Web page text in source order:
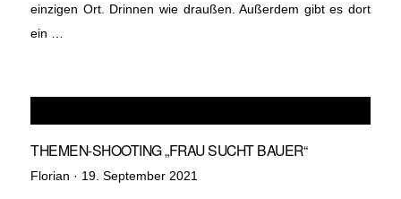
einzigen Ort. Drinnen wie draußen. Außerdem gibt es dort
ein …
THEMEN-SHOOTING „FRAU SUCHT BAUER“
Florian · Veröffentlicht
19. September 2021